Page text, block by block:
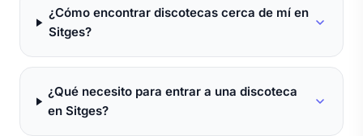
¿Cómo encontrar discotecas cerca de mí en
Sitges?
¿Qué necesito para entrar a una discoteca
en Sitges?